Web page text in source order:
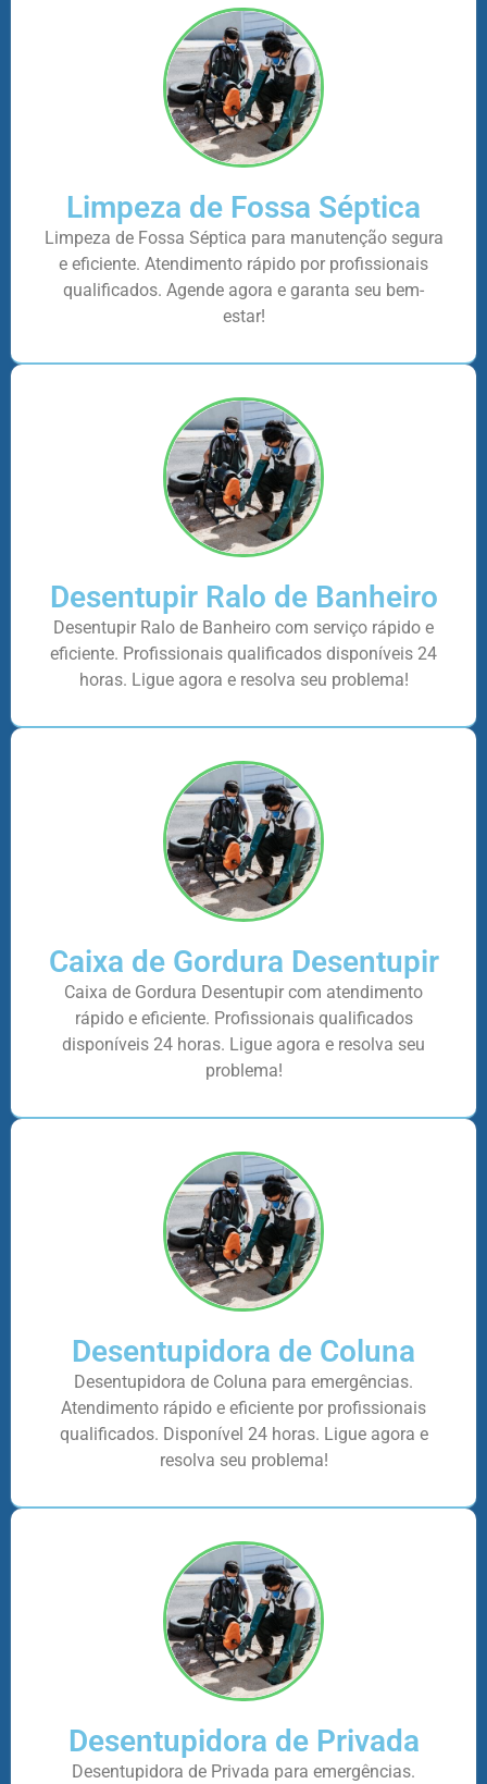
Limpeza de Fossa Séptica
Limpeza de Fossa Séptica para manutenção segura
e eficiente. Atendimento rápido por profissionais
qualificados. Agende agora e garanta seu bem-
estar!
Desentupir Ralo de Banheiro
Desentupir Ralo de Banheiro com serviço rápido e
eficiente. Profissionais qualificados disponíveis 24
horas. Ligue agora e resolva seu problema!
Caixa de Gordura Desentupir
Caixa de Gordura Desentupir com atendimento
rápido e eficiente. Profissionais qualificados
disponíveis 24 horas. Ligue agora e resolva seu
problema!
Desentupidora de Coluna
Desentupidora de Coluna para emergências.
Atendimento rápido e eficiente por profissionais
qualificados. Disponível 24 horas. Ligue agora e
resolva seu problema!
Desentupidora de Privada
Desentupidora de Privada para emergências.